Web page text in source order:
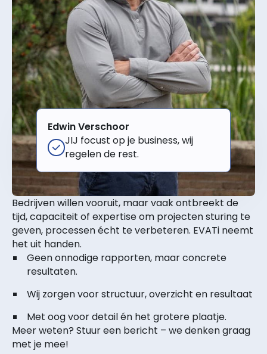
Bedrijven willen vooruit, maar vaak ontbreekt de
tijd, capaciteit of expertise om projecten sturing te
geven, processen écht te verbeteren. EVATi neemt
het uit handen.
Geen onnodige rapporten, maar concrete
resultaten.
Wij zorgen voor structuur, overzicht en resultaat
Met oog voor detail én het grotere plaatje.
Meer weten? Stuur een bericht – we denken graag
met je mee!
Edwin Verschoor
JIJ focust op je business, wij
regelen de rest.